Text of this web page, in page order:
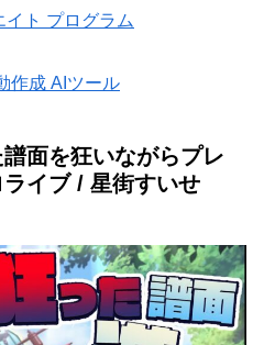
ト プログラム
作成 AIツール
譜面を狂いながらプレ
イブ / 星街すいせ